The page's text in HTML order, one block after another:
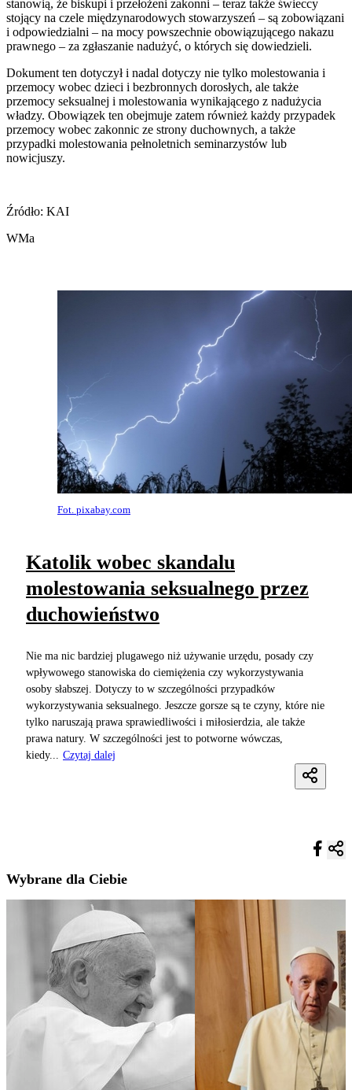
stanowią, że biskupi i przełożeni zakonni – teraz także świeccy
stojący na czele międzynarodowych stowarzyszeń – są zobowiązani
i odpowiedzialni – na mocy powszechnie obowiązującego nakazu
prawnego – za zgłaszanie nadużyć, o których się dowiedzieli.
Dokument ten dotyczył i nadal dotyczy nie tylko molestowania i
przemocy wobec dzieci i bezbronnych dorosłych, ale także
przemocy seksualnej i molestowania wynikającego z nadużycia
władzy. Obowiązek ten obejmuje zatem również każdy przypadek
przemocy wobec zakonnic ze strony duchownych, a także
przypadki molestowania pełnoletnich seminarzystów lub
nowicjuszy.
Źródło: KAI
WMa
Fot. pixabay.com
Katolik wobec skandalu
molestowania seksualnego przez
duchowieństwo
Nie ma nic bardziej plugawego niż używanie urzędu, posady czy
wpływowego stanowiska do ciemiężenia czy wykorzystywania
osoby słabszej. Dotyczy to w szczególności przypadków
wykorzystywania seksualnego. Jeszcze gorsze są te czyny, które nie
tylko naruszają prawa sprawiedliwości i miłosierdzia, ale także
prawa natury. W szczególności jest to potworne wówczas,
kiedy...
Czytaj dalej
Wybrane dla Ciebie